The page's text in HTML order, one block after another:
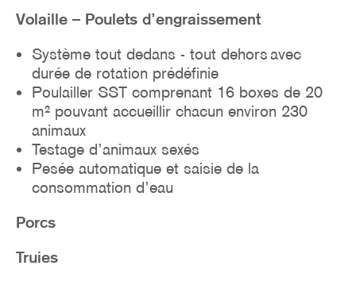
Volaille – Poulets d’engraissement
Système tout dedans - tout dehors avec
durée de rotation prédéfinie
Poulailler SST comprenant 16 boxes de 20
m² pouvant accueillir chacun environ 230
animaux
Testage d’animaux sexés
Pesée automatique et saisie de la
consommation d’eau
Porcs
Truies